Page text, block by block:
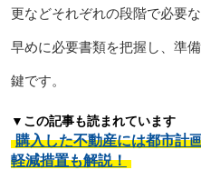
更などそれぞれの段階で必要な
早めに必要書類を把握し、準
鍵です。
▼この記事も読まれています
購入した不動産には都市計
軽減措置も解説！